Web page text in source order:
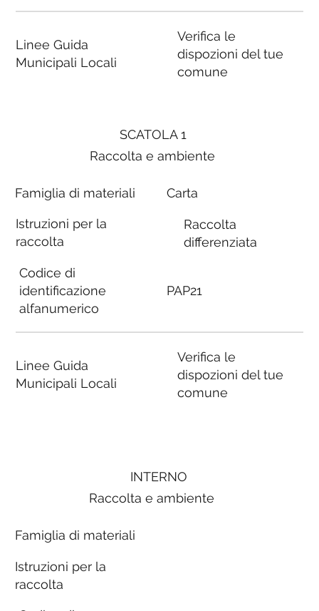
SCATOLA 1
Raccolta e ambiente
Famiglia di materiali
Istruzioni per la
raccolta
Codice di
identificazione
alfanumerico
Linee Guida
Municipali Locali
Carta
Raccolta
differenziata
PAP21
Verifica le
dispozioni del tue
comune
Linee Guida
Municipali Locali
Verifica le
dispozioni del tue
comune
INTERNO
Raccolta e ambiente
Famiglia di materiali
Istruzioni per la
raccolta